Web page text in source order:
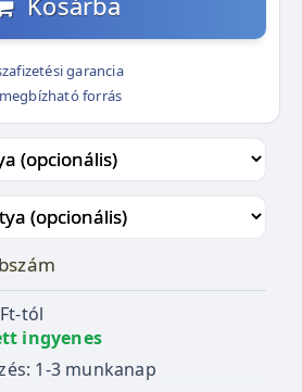
garancia
forrás
tól
ingyenes
1-3 munkanap